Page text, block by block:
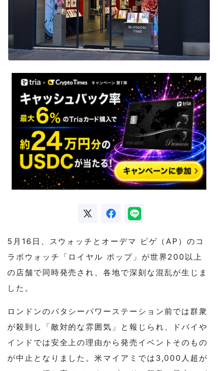
5月16日、スウォッチとオーデマ ピゲ（AP）のコ
ラボウォッチ「ロイヤル ポップ」が世界200以上
の店舗で同時発売され、各地で深刻な混乱が生じま
した。
ロンドンのバタシーパワーステーション前では群衆
が殺到し「敵対的な雰囲気」と報じられ、ドバイや
インドでは安全上の理由から発売イベントそのもの
が中止となりました。米マイアミでは3,000人超が